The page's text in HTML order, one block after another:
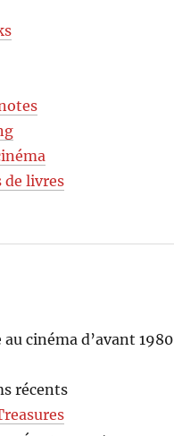
de livres
cinéma d’avant 1980
récents